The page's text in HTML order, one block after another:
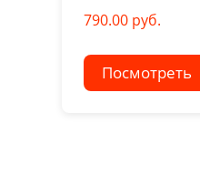
790.00 руб.
Посмотреть